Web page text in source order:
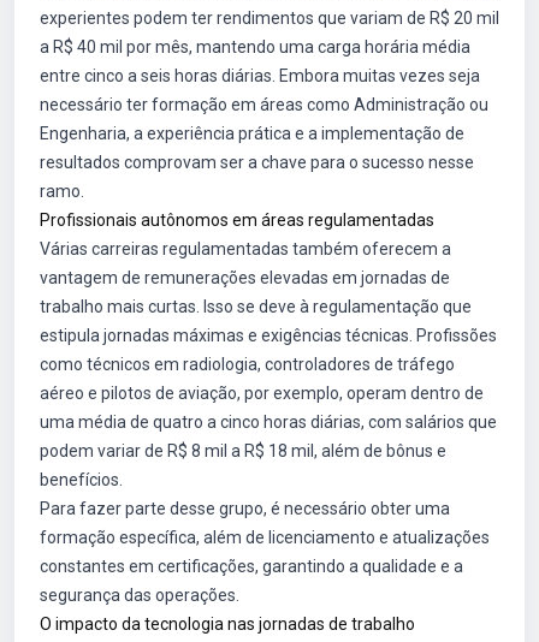
experientes podem ter rendimentos que variam de R$ 20 mil
a R$ 40 mil por mês, mantendo uma carga horária média
entre cinco a seis horas diárias. Embora muitas vezes seja
necessário ter formação em áreas como Administração ou
Engenharia, a experiência prática e a implementação de
resultados comprovam ser a chave para o sucesso nesse
ramo.
Profissionais autônomos em áreas regulamentadas
Várias carreiras regulamentadas também oferecem a
vantagem de remunerações elevadas em jornadas de
trabalho mais curtas. Isso se deve à regulamentação que
estipula jornadas máximas e exigências técnicas. Profissões
como técnicos em radiologia, controladores de tráfego
aéreo e pilotos de aviação, por exemplo, operam dentro de
uma média de quatro a cinco horas diárias, com salários que
podem variar de R$ 8 mil a R$ 18 mil, além de bônus e
benefícios.
Para fazer parte desse grupo, é necessário obter uma
formação específica, além de licenciamento e atualizações
constantes em certificações, garantindo a qualidade e a
segurança das operações.
O impacto da tecnologia nas jornadas de trabalho